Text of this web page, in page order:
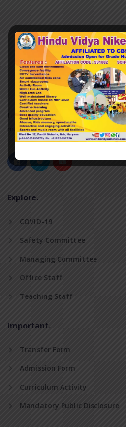
Hindu Vidya Niketan nuh was
managed by the Pvt. Unaided. It is
Explore.
COVID-19
Safety Committee
Managing Committee
Office Staff
Teaching Staff
Important.
Transfer Form
Admission Form
Curriculum Activity
Mandatory Public Disclosure